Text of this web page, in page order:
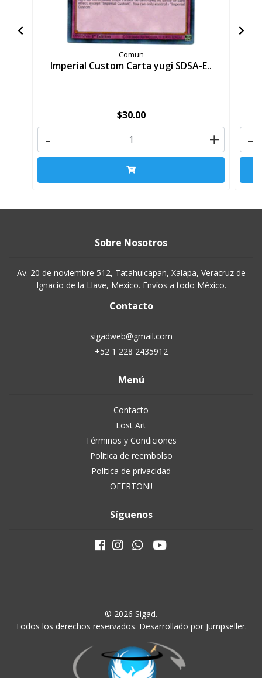
Comun
Imperial Custom Carta yugi SDSA-E..
$30.00
+
- -
Sobre Nosotros
Av. 20 de noviembre 512, Tatahuicapan, Xalapa, Veracruz de
Ignacio de la Llave, Mexico. Envíos a todo México.
Contacto
sigadweb@gmail.com
+52 1 228 2435912
Menú
Contacto
Lost Art
Términos y Condiciones
Politica de reembolso
Política de privacidad
OFERTON!!
Síguenos
© 2026 Sigad.
Todos los derechos reservados. Desarrollado por Jumpseller.